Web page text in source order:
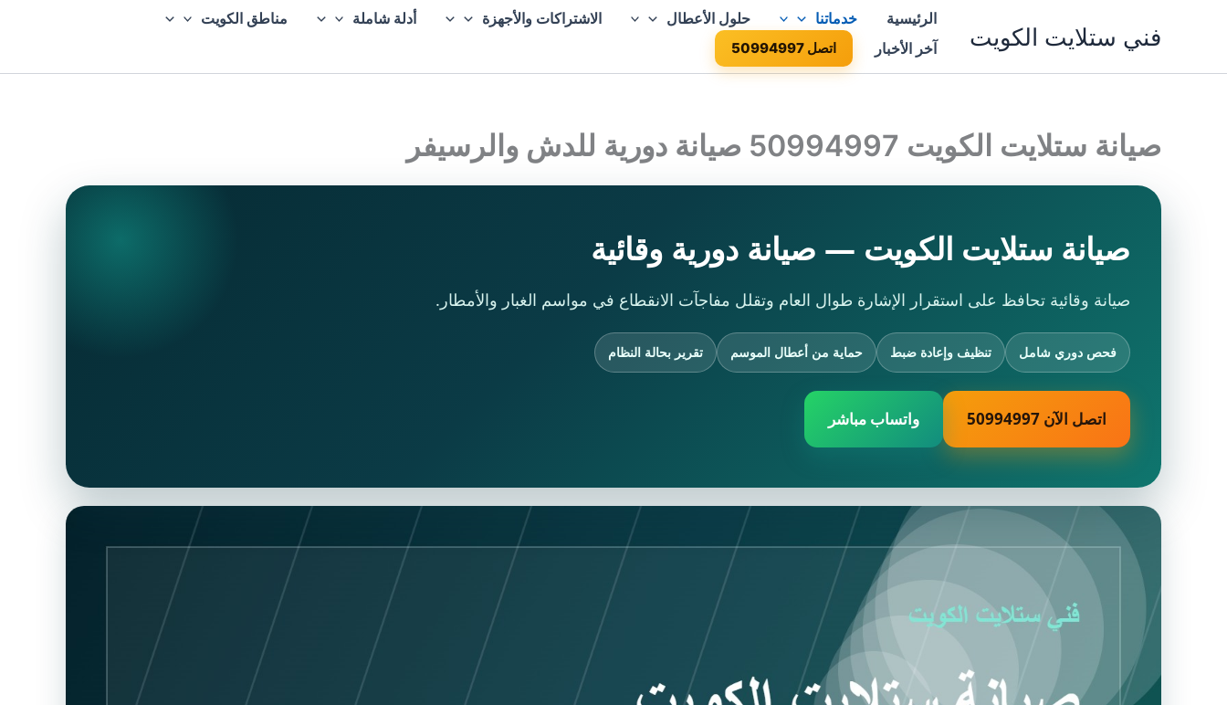
فني ستلايت الكويت
الرئيسية خدماتنا حلول الأعطال الاشتراكات والأجهزة أدلة شاملة
مناطق الكويت
آخر الأخبار
اتصل 50994997
صيانة ستلايت الكويت 50994997 صيانة دورية للدش والرسيفر
صيانة ستلايت الكويت — صيانة دورية وقائية
صيانة وقائية تحافظ على استقرار الإشارة طوال العام وتقلل مفاجآت الانقطاع في مواسم الغبار والأمطار.
فحص دوري شامل تنظيف وإعادة ضبط حماية من أعطال الموسم تقرير بحالة النظام
اتصل الآن 50994997 واتساب مباشر